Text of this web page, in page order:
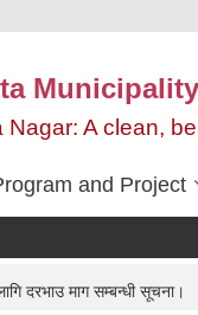
Nagar: A clean,
and Project
दरभाउ माग सम्बन्धी सूचना।